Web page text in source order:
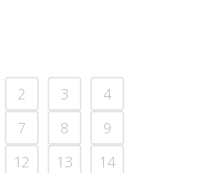
2 3
4
7 8
9
12 13
14